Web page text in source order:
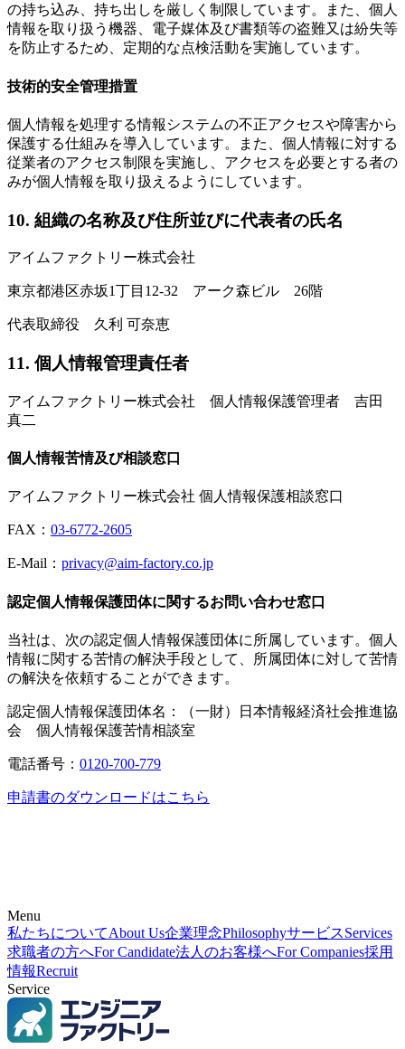
の持ち込み、持ち出しを厳しく制限しています。また、個人
情報を取り扱う機器、電子媒体及び書類等の盗難又は紛失等
を防止するため、定期的な点検活動を実施しています。
技術的安全管理措置
個人情報を処理する情報システムの不正アクセスや障害から
保護する仕組みを導入しています。また、個人情報に対する
従業者のアクセス制限を実施し、アクセスを必要とする者の
みが個人情報を取り扱えるようにしています。
10. 組織の名称及び住所並びに代表者の氏名
アイムファクトリー株式会社
東京都港区赤坂1丁目12-32 アーク森ビル 26階
代表取締役 久利 可奈恵
11. 個人情報管理責任者
アイムファクトリー株式会社 個人情報保護管理者 吉田
真二
個人情報苦情及び相談窓口
アイムファクトリー株式会社 個人情報保護相談窓口
FAX： 03-6772-2605
E-Mail： privacy@aim-factory.co.jp
認定個人情報保護団体に関するお問い合わせ窓口
当社は、次の認定個人情報保護団体に所属しています。個人
情報に関する苦情の解決手段として、所属団体に対して苦情
の解決を依頼することができます。
認定個人情報保護団体名：（一財）日本情報経済社会推進協
会 個人情報保護苦情相談室
電話番号： 0120-700-779
申請書のダウンロードはこちら
Menu
私たちについてAbout Us企業理念PhilosophyサービスServices
求職者の方へFor Candidate法人のお客様へFor Companies採用
情報Recruit
Service